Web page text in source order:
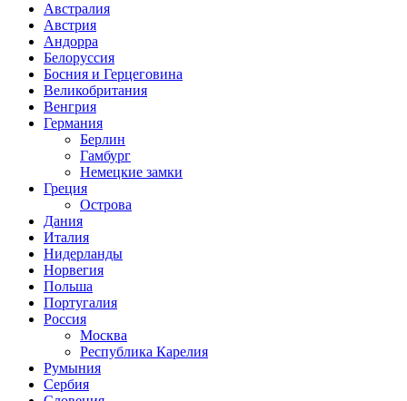
Австралия
Австрия
Андорра
Белоруссия
Босния и Герцеговина
Великобритания
Венгрия
Германия
Берлин
Гамбург
Немецкие замки
Греция
Острова
Дания
Италия
Нидерланды
Норвегия
Польша
Португалия
Россия
Москва
Республика Карелия
Румыния
Сербия